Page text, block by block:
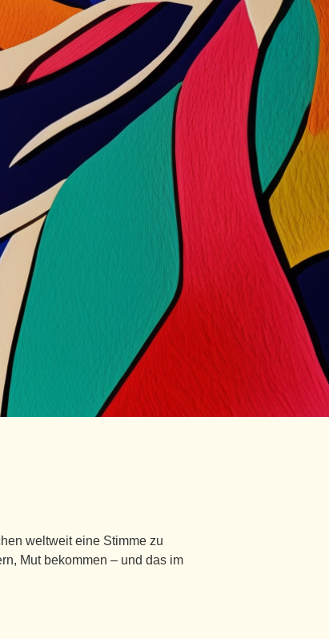
weltweit eine Stimme zu
Mut bekommen – und das im